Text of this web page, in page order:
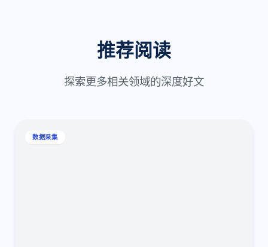
推荐阅读
探索更多相关领域的深度好文
数据采集